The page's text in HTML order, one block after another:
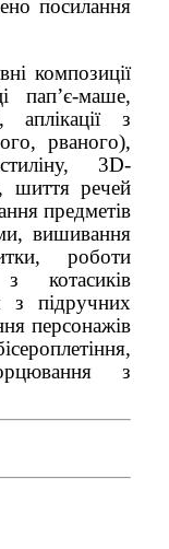
посилання
композиції
пап’є-маше,
аплікації з
рваного),
3D-
шиття речей
предметів
вишивання
роботи
котасиків
з підручних
персонажів
з